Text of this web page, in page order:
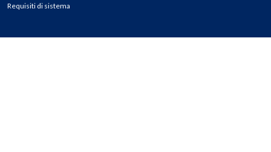
Requisiti di sistema
CONTATTI